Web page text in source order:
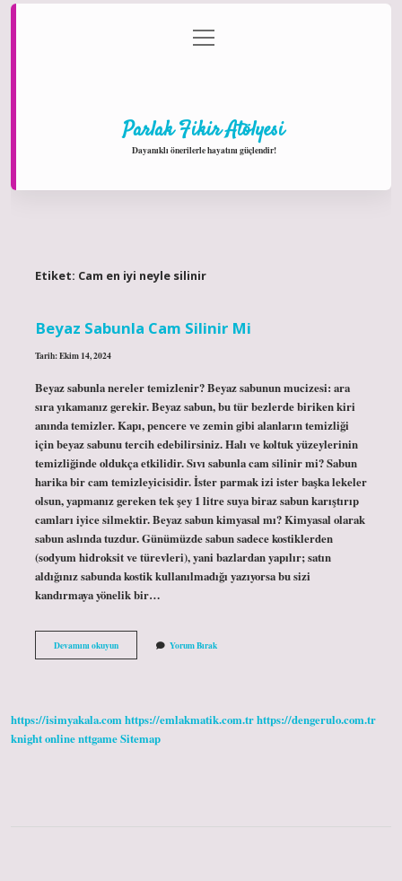
Gizlilik Politikası
menüyü
aç
Parlak Fikir Atölyesi
Dayanıklı önerilerle hayatını güçlendir!
Etiket: Cam en iyi neyle silinir
Beyaz Sabunla Cam Silinir Mi
Tarih: Ekim 14, 2024
Beyaz sabunla nereler temizlenir? Beyaz sabunun mucizesi: ara
sıra yıkamanız gerekir. Beyaz sabun, bu tür bezlerde biriken kiri
anında temizler. Kapı, pencere ve zemin gibi alanların temizliği
için beyaz sabunu tercih edebilirsiniz. Halı ve koltuk yüzeylerinin
temizliğinde oldukça etkilidir. Sıvı sabunla cam silinir mi? Sabun
harika bir cam temizleyicisidir. İster parmak izi ister başka lekeler
olsun, yapmanız gereken tek şey 1 litre suya biraz sabun karıştırıp
camları iyice silmektir. Beyaz sabun kimyasal mı? Kimyasal olarak
sabun aslında tuzdur. Günümüzde sabun sadece kostiklerden
(sodyum hidroksit ve türevleri), yani bazlardan yapılır; satın
aldığınız sabunda kostik kullanılmadığı yazıyorsa bu sizi
kandırmaya yönelik bir…
Devamını okuyunBeyaz
Sabunla
Yorum Bırak
https://isimyakala.comhttps://emlakmatik.com.trhttps://dengerulo.com.tr
knight onlinenttgameSitemap